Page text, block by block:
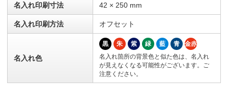
名入れ印刷寸法 42 × 250 mm
名入れ印刷方法 オフセット
名入れ色
黒 朱 紫 緑 藍 青
金赤
名入れ箇所の背景色と似た色は、名入れ
が見えなくなる可能性がございます。ご
注意ください。